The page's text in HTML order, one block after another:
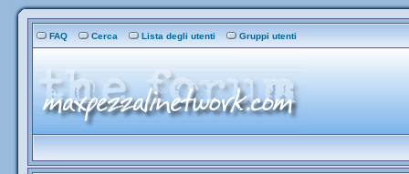
FAQ Cerca Lista degli utenti Gruppi utenti